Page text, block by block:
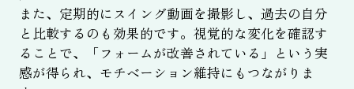
また、定期的にスイング動画を撮影し、過去の自分
と比較するのも効果的です。視覚的な変化を確認す
ることで、「フォームが改善されている」という実
感が得られ、モチベーション維持にもつながりま